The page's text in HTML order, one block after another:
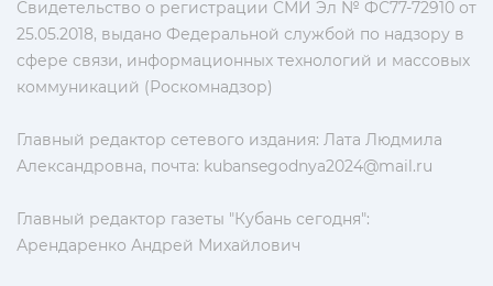
Свидетельство о регистрации СМИ Эл № ФС77-72910 от
25.05.2018, выдано Федеральной службой по надзору в
сфере связи, информационных технологий и массовых
коммуникаций (Роскомнадзор)
Главный редактор сетевого издания: Лата Людмила
Александровна, почта: kubansegodnya2024@mail.ru
Главный редактор газеты "Кубань сегодня":
Арендаренко Андрей Михайлович